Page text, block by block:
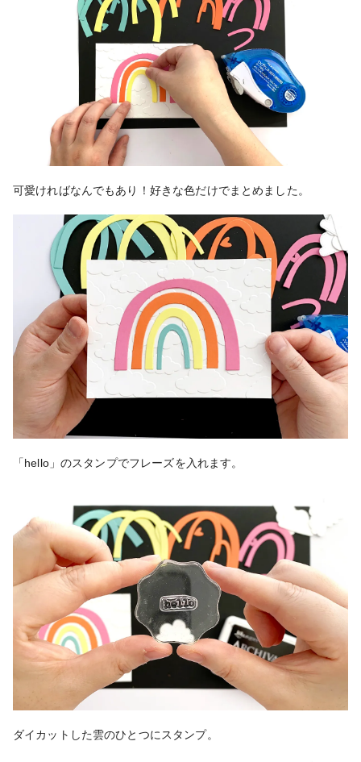
可愛ければなんでもあり！好きな色だけでまとめました。
「hello」のスタンプでフレーズを入れます。
ダイカットした雲のひとつにスタンプ。